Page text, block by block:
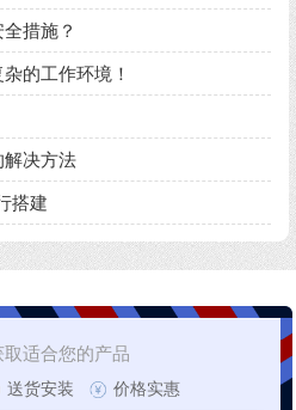
措施？
的工作环境！
决方法
搭建
取适合您的产品
送货安装 价格实惠